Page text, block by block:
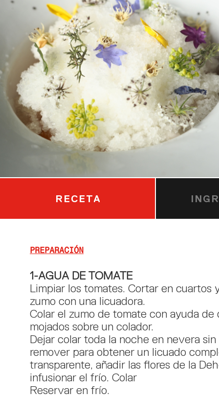
RECETA
PREPARACIÓN
1-AGUA DE TOMATE
Limpiar los tomates. Cortar en cuartos
zumo con una licuadora.
Colar el zumo de tomate con ayuda de
mojados sobre un colador.
Dejar colar toda la noche en nevera
remover para obtener un licuado
transparente, añadir las flores de la
infusionar el frío. Colar
Reservar en frío.